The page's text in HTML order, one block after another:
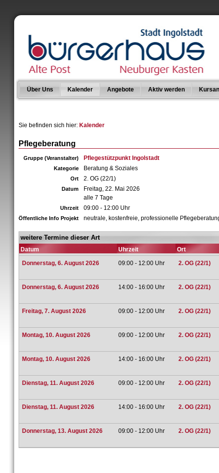
Über Uns Kalender Angebote Aktiv werden
Sie befinden sich hier: Kalender
Pflegeberatung
Gruppe (Veranstalter) Pflegestützpunkt Ingolstadt
Kategorie Beratung & Soziales
Ort 2. OG (22/1)
Datum
Freitag, 22. Mai 2026
alle 7 Tage
Uhrzeit 09:00 - 12:00 Uhr
Öffentliche Info Projekt neutrale, kostenfreie, professionelle
weitere Termine dieser Art
Datum Uhrzeit
Ort
Donnerstag, 6. August 2026
09:00 - 12:00 Uhr 2. OG (22/1)
Donnerstag, 6. August 2026 14:00 - 16:00 Uhr 2. OG (22/1)
Freitag, 7. August 2026 09:00 - 12:00 Uhr 2. OG (22/1)
Montag, 10. August 2026 09:00 - 12:00 Uhr 2. OG (22/1)
Montag, 10. August 2026 14:00 - 16:00 Uhr 2. OG (22/1)
Dienstag, 11. August 2026 09:00 - 12:00 Uhr 2. OG (22/1)
Dienstag, 11. August 2026 14:00 - 16:00 Uhr 2. OG (22/1)
Donnerstag, 13. August 2026 09:00 - 12:00 Uhr 2. OG (22/1)